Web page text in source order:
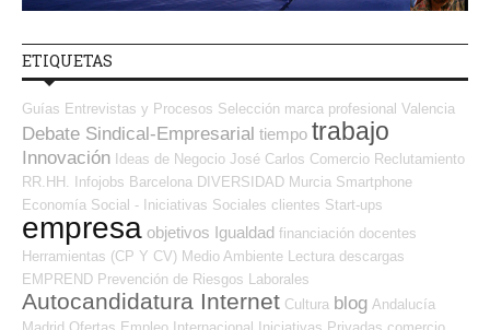
ETIQUETAS
Guías Entrevistas y Procesos Selección marca profesional Valencia
Debate Sindical-Empresarial tiempo trabajo
Innovación Ideas de Negocio José Carlos Comercio Reclutamiento
RR.HH.
Infojobs Barcelona DIVERSIDAD Murcia Smartphone
Economía Social - Iniciativas Sociales clientes Start-ups
empresa objetivos Igualdad financiación docentes
Herramientas (CP Y CV) Medio Ambiente Lectura descargas
EMPREND Prevención de Riesgos Laborales
Autocandidatura Internet Cultura blog Andalucía